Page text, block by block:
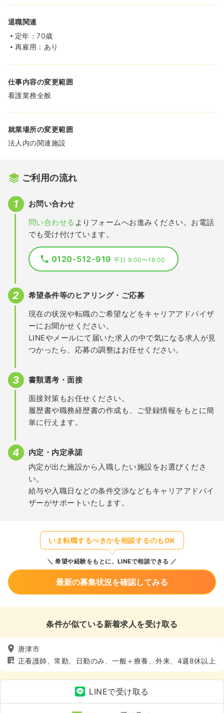
退職関連
定年：70歳
再雇用：あり
仕事内容の変更範囲
看護業務全般
就業場所の変更範囲
法人内の関連施設
ご利用の流れ
お問い合わせ
問い合わせる よりフォームへお進みください。お電話
でも受け付けています。
0120-512-919平日 9:00〜18:00
希望条件等のヒアリング・ご応募
現在の状況や転職のご希望などをキャリアアドバイザ
ーにお聞かせください。
LINEやメールにて届いた求人の中で気になる求人が見
つかったら、応募の調整はお任せください。
書類選考・面接
面接対策もお任せください。
履歴書や職務経歴書の作成も、ご登録情報をもとに簡
単に行えます。
内定・内定承諾
内定が出た施設から入職したい施設をお選びくださ
い。
給与や入職日などの条件交渉などもキャリアアドバイ
ザーがサポートいたします。
いま転職するべきかを相談するのもOK
希望や経験をもとに、LINEで相談できる
最新の募集状況を確認してみる
条件が似ている新着求人を受け取る
唐津市
正看護師、常勤、日勤のみ、一般＋療養、外来、4週8休以上
LINEで受け取る